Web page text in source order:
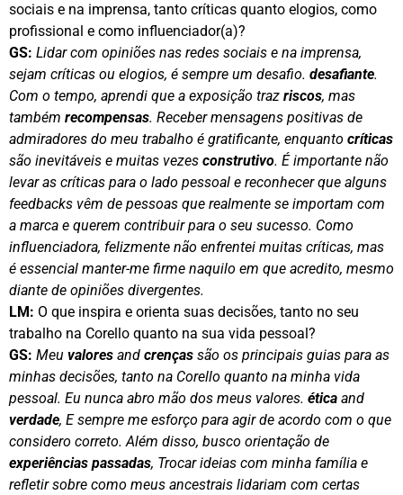
sociais e na imprensa, tanto críticas quanto elogios, como
profissional e como influenciador(a)?
GS: Lidar com opiniões nas redes sociais e na imprensa,
sejam críticas ou elogios, é sempre um desafio. desafiante.
Com o tempo, aprendi que a exposição traz riscos, mas
também recompensas. Receber mensagens positivas de
admiradores do meu trabalho é gratificante, enquanto críticas
são inevitáveis e muitas vezes construtivo. É importante não
levar as críticas para o lado pessoal e reconhecer que alguns
feedbacks vêm de pessoas que realmente se importam com
a marca e querem contribuir para o seu sucesso. Como
influenciadora, felizmente não enfrentei muitas críticas, mas
é essencial manter-me firme naquilo em que acredito, mesmo
diante de opiniões divergentes.
LM: O que inspira e orienta suas decisões, tanto no seu
trabalho na Corello quanto na sua vida pessoal?
GS: Meu valores and crenças são os principais guias para as
minhas decisões, tanto na Corello quanto na minha vida
pessoal. Eu nunca abro mão dos meus valores. ética and
verdade, E sempre me esforço para agir de acordo com o que
considero correto. Além disso, busco orientação de
experiências passadas, Trocar ideias com minha família e
refletir sobre como meus ancestrais lidariam com certas